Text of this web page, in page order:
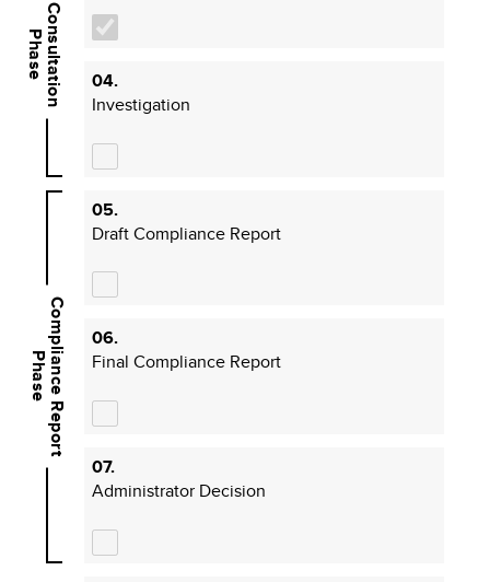
Consultation
Phase
04.
Investigation
Compliance Report
Phase
05.
Draft Compliance Report
06.
Final Compliance Report
07.
Administrator Decision